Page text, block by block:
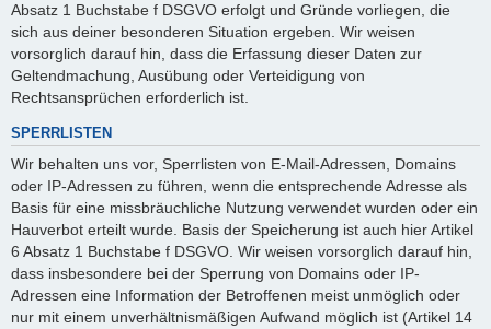
Absatz 1 Buchstabe f DSGVO erfolgt und Gründe vorliegen, die
sich aus deiner besonderen Situation ergeben. Wir weisen
vorsorglich darauf hin, dass die Erfassung dieser Daten zur
Geltendmachung, Ausübung oder Verteidigung von
Rechtsansprüchen erforderlich ist.
SPERRLISTEN
Wir behalten uns vor, Sperrlisten von E-Mail-Adressen, Domains
oder IP-Adressen zu führen, wenn die entsprechende Adresse als
Basis für eine missbräuchliche Nutzung verwendet wurden oder ein
Hauverbot erteilt wurde. Basis der Speicherung ist auch hier Artikel
6 Absatz 1 Buchstabe f DSGVO. Wir weisen vorsorglich darauf hin,
dass insbesondere bei der Sperrung von Domains oder IP-
Adressen eine Information der Betroffenen meist unmöglich oder
nur mit einem unverhältnismäßigen Aufwand möglich ist (Artikel 14